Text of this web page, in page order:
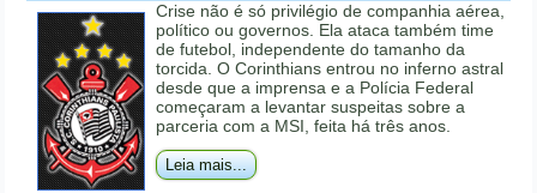
Crise não é só privilégio de companhia aérea,
político ou governos. Ela ataca também time
de futebol, independente do tamanho da
torcida. O Corinthians entrou no inferno astral
desde que a imprensa e a Polícia Federal
começaram a levantar suspeitas sobre a
parceria com a MSI, feita há três anos.
Leia mais...